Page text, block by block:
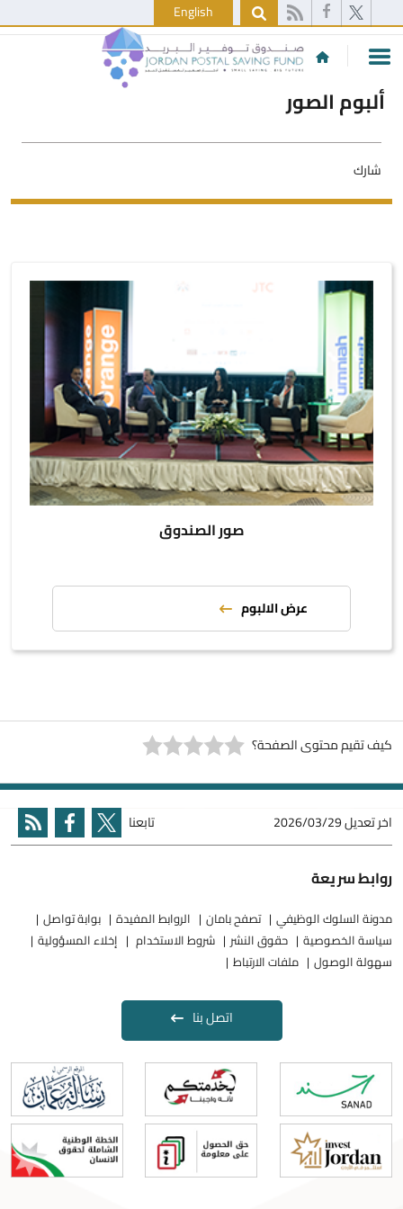
English
ألبوم الصور
شارك
صور الصندوق
عرض الالبوم
كيف تقيم محتوى الصفحة؟
اخر تعديل2026/03/29 تابعنا
روابط سريعة
مدونة السلوك الوظيفي تصفح بامان الروابط المفيدة
بوابة تواصل
سياسة الخصوصية
حقوق النشر شروط الاستخدام
إخلاء المسؤولية
سهولة الوصول
ملفات الارتباط
اتصل بنا